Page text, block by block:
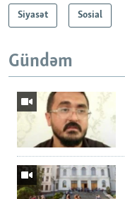
Siyasət Sosial
Gündəm